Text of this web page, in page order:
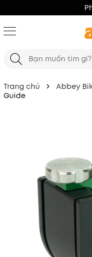
Trang chủ Abbey
Guide